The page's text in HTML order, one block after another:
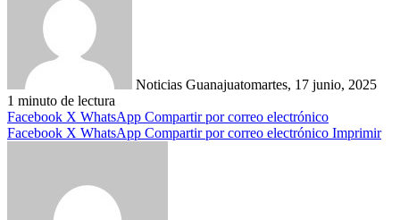
Noticias Guanajuatomartes, 17 junio, 2025
1 minuto de lectura
Facebook X WhatsApp Compartir por correo electrónico
Facebook X WhatsApp Compartir por correo electrónico Imprimir